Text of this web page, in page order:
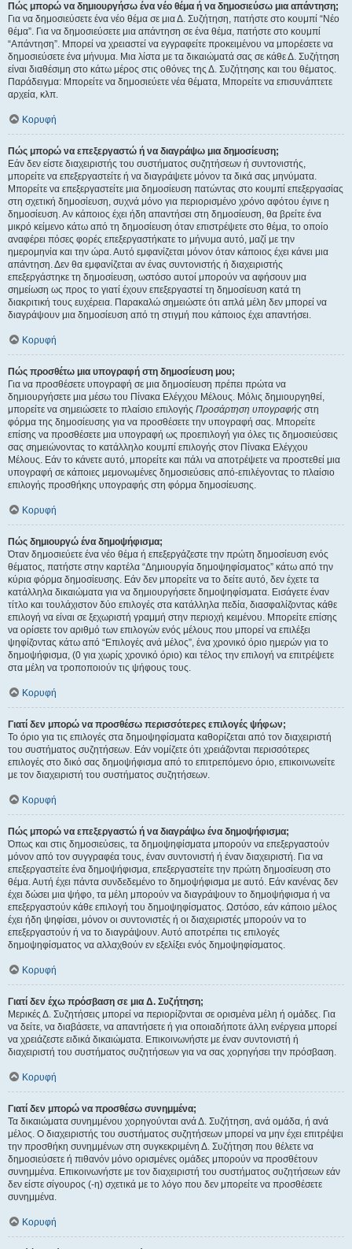
Πώς μπορώ να δημιουργήσω ένα νέο θέμα ή να δημοσιεύσω μια απάντηση;
Για να δημοσιεύσετε ένα νέο θέμα σε μια Δ. Συζήτηση, πατήστε στο κουμπί “Νέο
θέμα”. Για να δημοσιεύσετε μια απάντηση σε ένα θέμα, πατήστε στο κουμπί
“Απάντηση”. Μπορεί να χρειαστεί να εγγραφείτε προκειμένου να μπορέσετε να
δημοσιεύσετε ένα μήνυμα. Μια λίστα με τα δικαιώματά σας σε κάθε Δ. Συζήτηση
είναι διαθέσιμη στο κάτω μέρος στις οθόνες της Δ. Συζήτησης και του θέματος.
Παράδειγμα: Μπορείτε να δημοσιεύετε νέα θέματα, Μπορείτε να επισυνάπτετε
αρχεία, κλπ.
Κορυφή
Πώς μπορώ να επεξεργαστώ ή να διαγράψω μια δημοσίευση;
Εάν δεν είστε διαχειριστής του συστήματος συζητήσεων ή συντονιστής,
μπορείτε να επεξεργαστείτε ή να διαγράψετε μόνον τα δικά σας μηνύματα.
Μπορείτε να επεξεργαστείτε μια δημοσίευση πατώντας στο κουμπί επεξεργασίας
στη σχετική δημοσίευση, συχνά μόνο για περιορισμένο χρόνο αφότου έγινε η
δημοσίευση. Αν κάποιος έχει ήδη απαντήσει στη δημοσίευση, θα βρείτε ένα
μικρό κείμενο κάτω από τη δημοσίευση όταν επιστρέψετε στο θέμα, το οποίο
αναφέρει πόσες φορές επεξεργαστήκατε το μήνυμα αυτό, μαζί με την
ημερομηνία και την ώρα. Αυτό εμφανίζεται μόνον όταν κάποιος έχει κάνει μια
απάντηση. Δεν θα εμφανίζεται αν ένας συντονιστής ή διαχειριστής
επεξεργάστηκε τη δημοσίευση, ωστόσο αυτοί μπορούν να αφήσουν μια
σημείωση ως προς το γιατί έχουν επεξεργαστεί τη δημοσίευση κατά τη
διακριτική τους ευχέρεια. Παρακαλώ σημειώστε ότι απλά μέλη δεν μπορεί να
διαγράψουν μια δημοσίευση από τη στιγμή που κάποιος έχει απαντήσει.
Κορυφή
Πώς προσθέτω μια υπογραφή στη δημοσίευση μου;
Για να προσθέσετε υπογραφή σε μια δημοσίευση πρέπει πρώτα να
δημιουργήσετε μια μέσω του Πίνακα Ελέγχου Μέλους. Μόλις δημιουργηθεί,
μπορείτε να σημειώσετε το πλαίσιο επιλογής Προσάρτηση υπογραφής στη
φόρμα της δημοσίευσης για να προσθέσετε την υπογραφή σας. Μπορείτε
επίσης να προσθέσετε μια υπογραφή ως προεπιλογή για όλες τις δημοσιεύσεις
σας σημειώνοντας το κατάλληλο κουμπί επιλογής στον Πίνακα Ελέγχου
Μέλους. Εάν το κάνετε αυτό, μπορείτε και πάλι να αποτρέψετε να προστεθεί μια
υπογραφή σε κάποιες μεμονωμένες δημοσιεύσεις από-επιλέγοντας το πλαίσιο
επιλογής προσθήκης υπογραφής στη φόρμα δημοσίευσης.
Κορυφή
Πώς δημιουργώ ένα δημοψήφισμα;
Όταν δημοσιεύετε ένα νέο θέμα ή επεξεργάζεστε την πρώτη δημοσίευση ενός
θέματος, πατήστε στην καρτέλα “Δημιουργία δημοψηφίσματος” κάτω από την
κύρια φόρμα δημοσίευσης. Εάν δεν μπορείτε να το δείτε αυτό, δεν έχετε τα
κατάλληλα δικαιώματα για να δημιουργήσετε δημοψηφίσματα. Εισάγετε έναν
τίτλο και τουλάχιστον δύο επιλογές στα κατάλληλα πεδία, διασφαλίζοντας κάθε
επιλογή να είναι σε ξεχωριστή γραμμή στην περιοχή κειμένου. Μπορείτε επίσης
να ορίσετε τον αριθμό των επιλογών ενός μέλους που μπορεί να επιλέξει
ψηφίζοντας κάτω από “Επιλογές ανά μέλος”, ένα χρονικό όριο ημερών για το
δημοψήφισμα, (0 για χωρίς χρονικό όριο) και τέλος την επιλογή να επιτρέψετε
στα μέλη να τροποποιούν τις ψήφους τους.
Κορυφή
Γιατί δεν μπορώ να προσθέσω περισσότερες επιλογές ψήφων;
Το όριο για τις επιλογές στα δημοψηφίσματα καθορίζεται από τον διαχειριστή
του συστήματος συζητήσεων. Εάν νομίζετε ότι χρειάζονται περισσότερες
επιλογές στο δικό σας δημοψήφισμα από το επιτρεπόμενο όριο, επικοινωνείτε
με τον διαχειριστή του συστήματος συζητήσεων.
Κορυφή
Πώς μπορώ να επεξεργαστώ ή να διαγράψω ένα δημοψήφισμα;
Όπως και στις δημοσιεύσεις, τα δημοψηφίσματα μπορούν να επεξεργαστούν
μόνον από τον συγγραφέα τους, έναν συντονιστή ή έναν διαχειριστή. Για να
επεξεργαστείτε ένα δημοψήφισμα, επεξεργαστείτε την πρώτη δημοσίευση στο
θέμα. Αυτή έχει πάντα συνδεδεμένο το δημοψήφισμα με αυτό. Εάν κανένας δεν
έχει δώσει μια ψήφο, τα μέλη μπορούν να διαγράψουν το δημοψήφισμα ή να
επεξεργαστούν κάθε επιλογή του δημοψηφίσματος. Ωστόσο, εάν κάποιο μέλος
έχει ήδη ψηφίσει, μόνον οι συντονιστές ή οι διαχειριστές μπορούν να το
επεξεργαστούν ή να το διαγράψουν. Αυτό αποτρέπει τις επιλογές
δημοψηφίσματος να αλλαχθούν εν εξελίξει ενός δημοψηφίσματος.
Κορυφή
Γιατί δεν έχω πρόσβαση σε μια Δ. Συζήτηση;
Μερικές Δ. Συζητήσεις μπορεί να περιορίζονται σε ορισμένα μέλη ή ομάδες. Για
να δείτε, να διαβάσετε, να απαντήσετε ή για οποιαδήποτε άλλη ενέργεια μπορεί
να χρειάζεστε ειδικά δικαιώματα. Επικοινωνήστε με έναν συντονιστή ή
διαχειριστή του συστήματος συζητήσεων για να σας χορηγήσει την πρόσβαση.
Κορυφή
Γιατί δεν μπορώ να προσθέσω συνημμένα;
Τα δικαιώματα συνημμένου χορηγούνται ανά Δ. Συζήτηση, ανά ομάδα, ή ανά
μέλος. Ο διαχειριστής του συστήματος συζητήσεων μπορεί να μην έχει επιτρέψει
την προσθήκη συνημμένων στη συγκεκριμένη Δ. Συζήτηση που θέλετε να
δημοσιεύσετε ή πιθανόν μόνο ορισμένες ομάδες μπορούν να προσθέτουν
συνημμένα. Επικοινωνήστε με τον διαχειριστή του συστήματος συζητήσεων εάν
δεν είστε σίγουρος (-η) σχετικά με το λόγο που δεν μπορείτε να προσθέσετε
συνημμένα.
Κορυφή